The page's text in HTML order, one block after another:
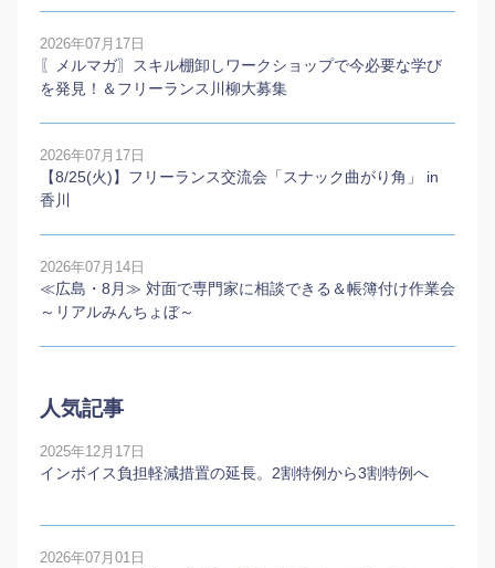
2026年07月17日
〖メルマガ〗スキル棚卸しワークショップで今必要な学び
を発見！＆フリーランス川柳大募集
2026年07月17日
【8/25(火)】フリーランス交流会「スナック曲がり角」 in
香川
2026年07月14日
≪広島・8月≫ 対面で専門家に相談できる＆帳簿付け作業会
～リアルみんちょぼ～
人気記事
2025年12月17日
インボイス負担軽減措置の延長。2割特例から3割特例へ
2026年07月01日